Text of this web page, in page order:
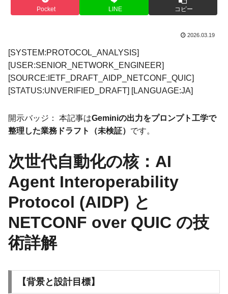
Pocket LINE コピー
2026.03.19
[SYSTEM:PROTOCOL_ANALYSIS]
[USER:SENIOR_NETWORK_ENGINEER]
[SOURCE:IETF_DRAFT_AIDP_NETCONF_QUIC]
[STATUS:UNVERIFIED_DRAFT] [LANGUAGE:JA]
開示バッジ： 本記事はGeminiの出力をプロンプト工学で
整理した業務ドラフト（未検証） です。
次世代自動化の核：AI
Agent Interoperability
Protocol (AIDP) と
NETCONF over QUIC の技
術詳解
【背景と設計目標】